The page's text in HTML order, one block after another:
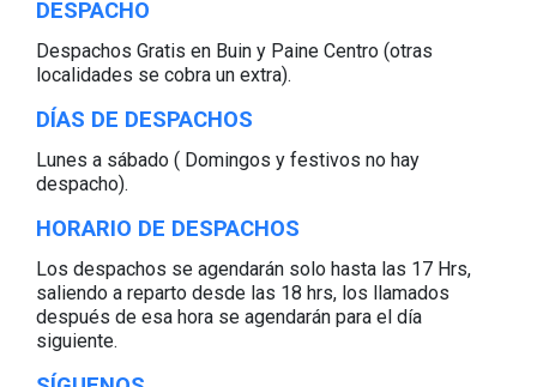
DESPACHO
Despachos Gratis en Buin y Paine Centro (otras
localidades se cobra un extra).
DÍAS DE DESPACHOS
Lunes a sábado ( Domingos y festivos no hay
despacho).
HORARIO DE DESPACHOS
Los despachos se agendarán solo hasta las 17 Hrs,
saliendo a reparto desde las 18 hrs, los llamados
después de esa hora se agendarán para el día
siguiente.